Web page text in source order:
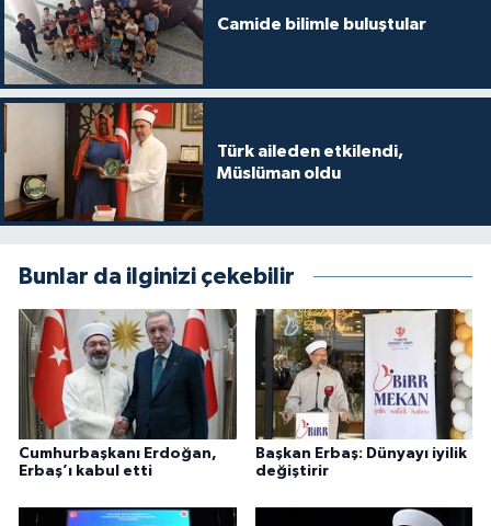
Camide bilimle buluştular
Türk aileden etkilendi,
Müslüman oldu
Bunlar da ilginizi çekebilir
Cumhurbaşkanı Erdoğan,
Erbaş’ı kabul etti
Başkan Erbaş: Dünyayı iyilik
değiştirir
Karabük Müftülüğü
Karaman Müftülüğü
Kars Müftülüğü
Kastamonu Müftülüğü
Kilis Müftülüğü
Kırıkkale Müftülüğü
Kırklareli Müftülüğü
Kırşehir Müftülüğü
Kocaeli Müftülüğü